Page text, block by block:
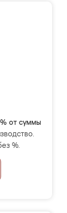
от суммы
%.